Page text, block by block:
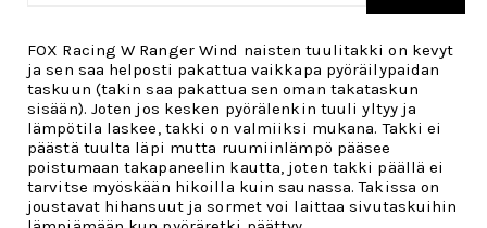
FOX Racing W Ranger Wind naisten tuulitakki on kevyt
ja sen saa helposti pakattua vaikkapa pyöräilypaidan
taskuun (takin saa pakattua sen oman takataskun
sisään). Joten jos kesken pyörälenkin tuuli yltyy ja
lämpötila laskee, takki on valmiiksi mukana. Takki ei
päästä tuulta läpi mutta ruumiinlämpö pääsee
poistumaan takapaneelin kautta, joten takki päällä ei
tarvitse myöskään hikoilla kuin saunassa. Takissa on
joustavat hihansuut ja sormet voi laittaa sivutaskuihin